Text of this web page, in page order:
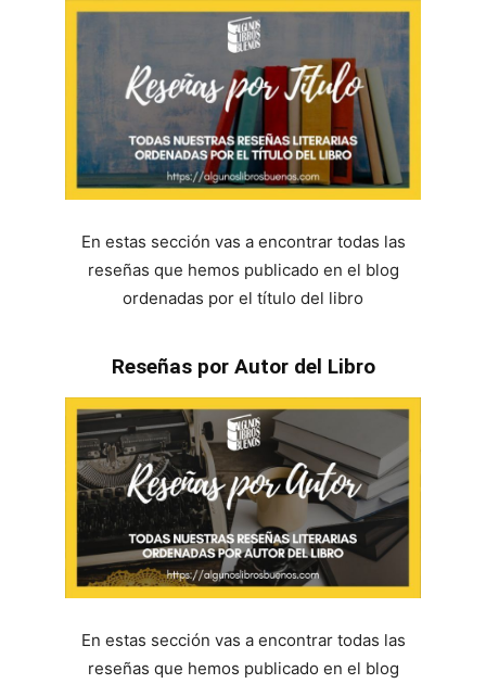
En estas sección vas a encontrar todas las
reseñas que hemos publicado en el blog
ordenadas por el título del libro
Reseñas por Autor del Libro
En estas sección vas a encontrar todas las
reseñas que hemos publicado en el blog